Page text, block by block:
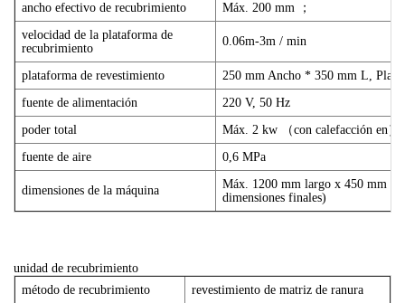
ancho efectivo de recubrimiento
Máx. 200 mm ；
velocidad de la plataforma de
recubrimiento
0.06m-3m / min
plataforma de revestimiento
250 mm Ancho * 350 mm L,
fuente de alimentación
220 V, 50 Hz
poder total
Máx. 2 kw （con calefacción en）
fuente de aire
0,6 MPa
dimensiones de la máquina
Máx. 1200 mm largo x 450 mm w
dimensiones finales)
unidad de recubrimiento
método de recubrimiento
revestimiento de matriz de ranura